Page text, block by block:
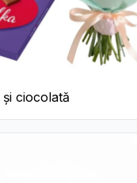
ciocolată